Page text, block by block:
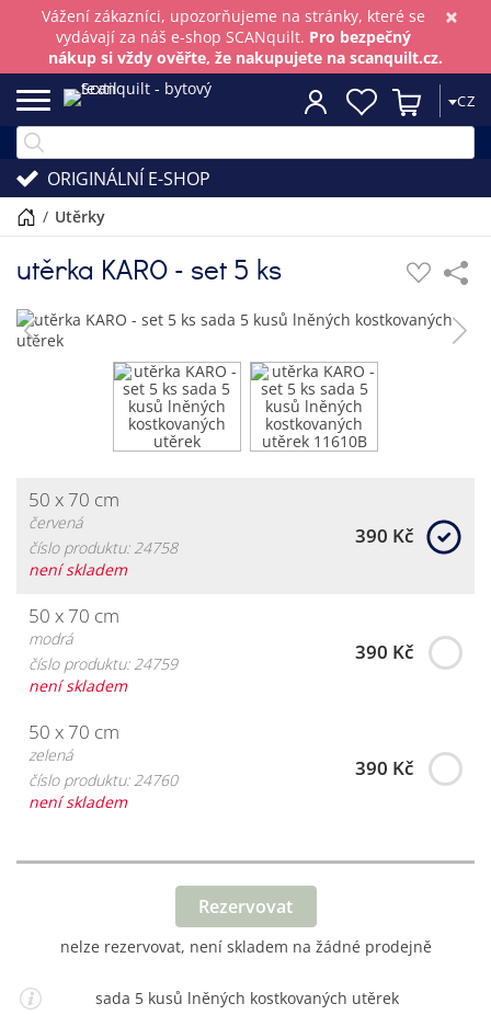
×
Vážení zákazníci, upozorňujeme na stránky, které se
vydávají za náš e-shop SCANquilt. Pro bezpečný
nákup si vždy ověřte, že nakupujete na scanquilt.cz.
CZ
ORIGINÁLNÍ E-SHOP
/ utěrky
utěrka KARO - set 5 ks
50 x 70 cm
červená
číslo produktu: 24758
není skladem
390 Kč
50 x 70 cm
modrá
číslo produktu: 24759
není skladem
390 Kč
50 x 70 cm
zelená
číslo produktu: 24760
není skladem
390 Kč
Rezervovat
nelze rezervovat, není skladem na žádné prodejně
sada 5 kusů lněných kostkovaných utěrek